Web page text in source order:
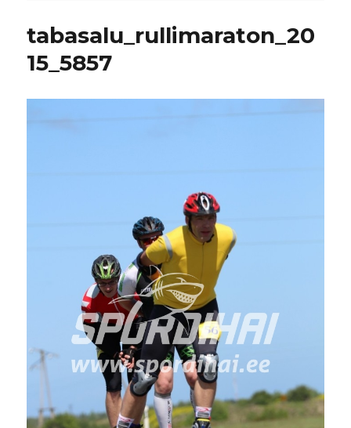
tabasalu_rullimaraton_20
15_5857